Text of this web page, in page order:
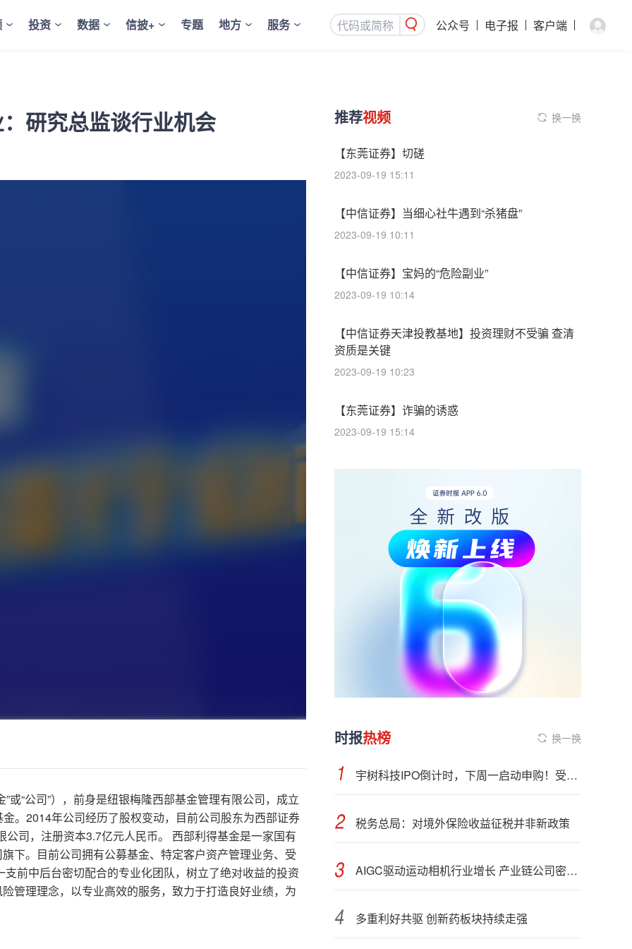
投资 数据 信披+ 专题 地方 服务 公众号 电子报 客户端
研究总监谈行业机会
或“公司”），前身是纽银梅隆西部基金管理有限公司，成立
。2014年公司经历了股权变动，目前公司股东为西部证券
司，注册资本3.7亿元人民币。 西部利得基金是一家国有
下。目前公司拥有公募基金、特定客户资产管理业务、受
前中后台密切配合的专业化团队，树立了绝对收益的投资
管理理念，以专业高效的服务，致力于打造良好业绩，为
推荐视频 换一换
【东莞证券】切磋
2023-09-19 15:11
【中信证券】当细心社牛遇到“杀猪盘”
2023-09-19 10:11
【中信证券】宝妈的“危险副业”
2023-09-19 10:14
【中信证券天津投教基地】投资理财不受骗 查清
资质是关键
2023-09-19 10:23
【东莞证券】诈骗的诱惑
2023-09-19 15:14
时报热榜 换一换
宇树科技IPO倒计时，下周一启动申购！受益股曝光
税务总局：对境外保险收益征税并非新政策
AIGC驱动运动相机行业增长 产业链公司密集布局光学与AI芯片
多重利好共驱 创新药板块持续走强